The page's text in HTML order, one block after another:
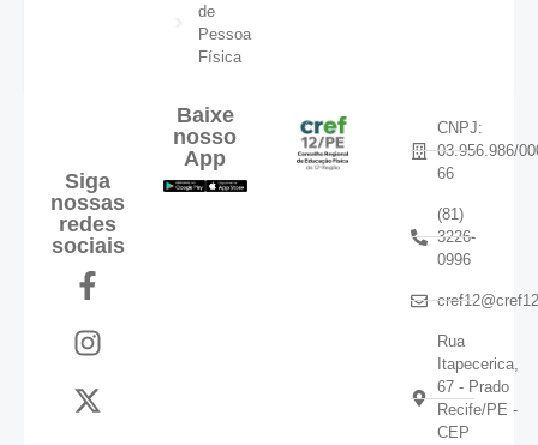
de
Pessoa
Física
Siga
nossas
redes
sociais
Baixe
nosso
App
CNPJ:
03.956.986/
66
(81)
3226-
0996
Rua
Itapecerica,
67 - Prado
Recife/PE -
CEP